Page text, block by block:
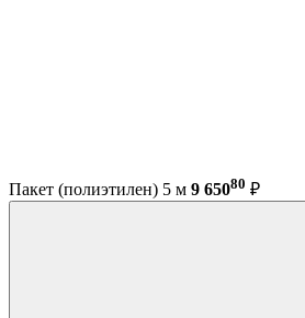
Пакет (полиэтилен) 5 м 9 65080 ₽